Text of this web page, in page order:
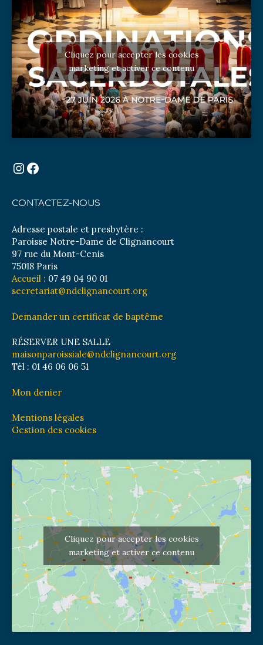
Cliquez pour accepter les cookies
marketing et activer ce contenu
Instagram
Facebook
CONTACTEZ-NOUS
Adresse postale et presbytère :
Paroisse Notre-Dame de Clignancourt
97 rue du Mont-Cenis
75018 Paris
Accueil : 07 49 04 90 01
secretariat@ndclignancourt.org
Demander un certificat de baptême
RÉSERVER UNE SALLE
maisonparoissiale@ndclignancourt.org
Tél : 01 46 06 06 51
Mon denier
Mentions légales
Gestion des cookies
Cliquez pour accepter les cookies
marketing et activer ce contenu